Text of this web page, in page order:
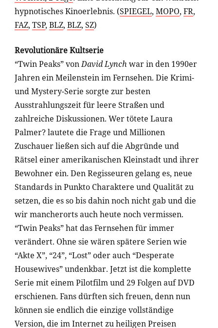
hypnotisches Kinoerlebnis. (SPIEGEL, MOPO, FR,
FAZ, TSP, BLZ, BLZ, SZ)
Revolutionäre Kultserie
“Twin Peaks” vonDavid Lynch war in den 1990er
Jahren ein Meilenstein im Fernsehen. Die Krimi-
und Mystery-Serie sorgte zur besten
Ausstrahlungszeit für leere Straßen und
zahlreiche Diskussionen. Wer tötete Laura
Palmer? lautete die Frage und Millionen
Zuschauer ließen sich auf die Abgründe und
Rätsel einer amerikanischen Kleinstadt und ihrer
Bewohner ein. Den Regisseuren gelang es, neue
Standards in Punkto Charaktere und Qualität zu
setzen, die es so bis dahin noch nicht gab und die
wir mancherorts auch heute noch vermissen.
“Twin Peaks” hat das Fernsehen für immer
verändert. Ohne sie wären spätere Serien wie
“Akte X”, “24”, “Lost” oder auch “Desperate
Housewives” undenkbar. Jetzt ist die komplette
Serie mit einem Pilotfilm und 29 Folgen auf DVD
erschienen. Fans dürften sich freuen, denn nun
können sie endlich die einzige vollständige
Version, die im Internet zu heiligen Preisen